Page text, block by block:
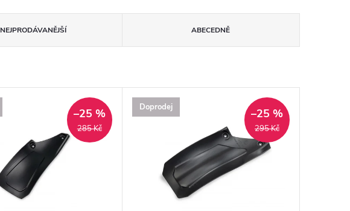
NEJPRODÁVANĚJŠÍ ABECEDNĚ
285 Kč
–25 % Doprodej
295 Kč
–25 %